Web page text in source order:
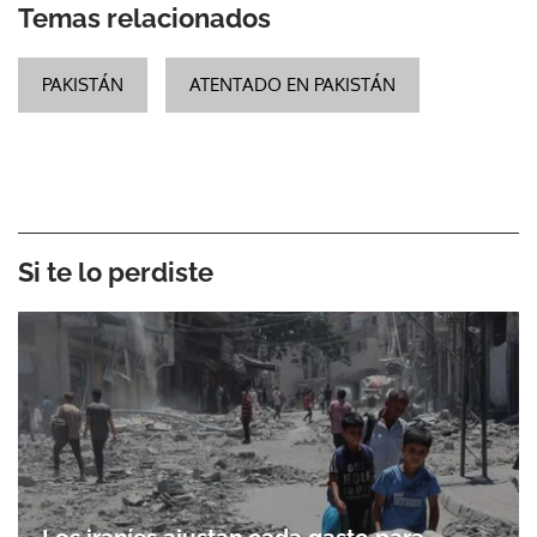
Temas relacionados
PAKISTÁN ATENTADO EN PAKISTÁN
Si te lo perdiste